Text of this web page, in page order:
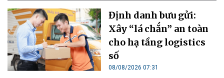
Định danh bưu gửi:
Xây “lá chắn” an toàn
cho hạ tầng logistics
số
08/08/2026 07:31